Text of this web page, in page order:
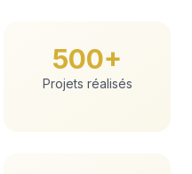
500+
Projets réalisés